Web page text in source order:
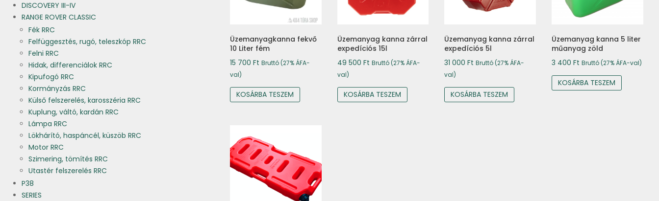
Üzemanyagkanna fekvő
10 Liter fém
15 700 Ft Bruttó (27% ÁFA-
val)
KOSÁRBA TESZEM
Üzemanyag kanna zárral
expedíciós 15l
49 500 Ft Bruttó (27% ÁFA-
val)
KOSÁRBA TESZEM
Üzemanyag kanna zárral
expedíciós 5l
31 000Ft Bruttó (27% ÁFA-
val)
KOSÁRBA TESZEM
Üzemanyag kanna 5 liter
műanyag zöld
3 400Ft Bruttó (27% ÁFA-val)
KOSÁRBA TESZEM
DISCOVERY III-IV
RANGE ROVER CLASSIC
Fék RRC
Felfüggesztés, rugó, teleszkóp RRC
Felni RRC
Hidak, differenciálok RRC
Kipufogó RRC
Kormányzás RRC
Külső felszerelés, karosszéria RRC
Kuplung, váltó, kardán RRC
Lámpa RRC
Lökhárító, haspáncél, küszöb RRC
Motor RRC
Szimering, tömítés RRC
Utastér felszerelés RRC
P38
SERIES